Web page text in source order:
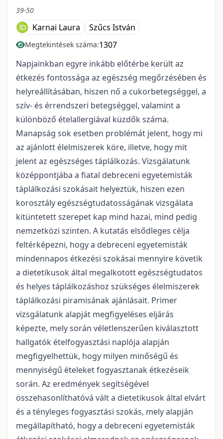
39-50
Karnai Laura Szűcs István
Megtekintések száma:1307
Napjainkban egyre inkább előtérbe került az
étkezés fontossága az egészség megőrzésében és
helyreállításában, hiszen nő a cukorbetegséggel, a
szív- és érrendszeri betegséggel, valamint a
különböző ételallergiával küzdők száma.
Manapság sok esetben problémát jelent, hogy mi
az ajánlott élelmiszerek köre, illetve, hogy mit
jelent az egészséges táplálkozás. Vizsgálatunk
középpontjába a fiatal debreceni egyetemisták
táplálkozási szokásait helyeztük, hiszen ezen
korosztály egészségtudatosságának vizsgálata
kitüntetett szerepet kap mind hazai, mind pedig
nemzetközi szinten. A kutatás elsődleges célja
feltérképezni, hogy a debreceni egyetemisták
mindennapos étkezési szokásai mennyire követik
a dietetikusok által megalkotott egészségtudatos
és helyes táplálkozáshoz szükséges élelmiszerek
táplálkozási piramisának ajánlásait. Primer
vizsgálatunk alapját megfigyeléses eljárás
képezte, mely során véletlenszerűen kiválasztott
hallgatók ételfogyasztási naplója alapján
megfigyelhettük, hogy milyen minőségű és
mennyiségű ételeket fogyasztanak étkezéseik
során. Az eredmények segítségével
összehasonlíthatóvá vált a dietetikusok által elvárt
és a tényleges fogyasztási szokás, mely alapján
megállapítható, hogy a debreceni egyetemisták